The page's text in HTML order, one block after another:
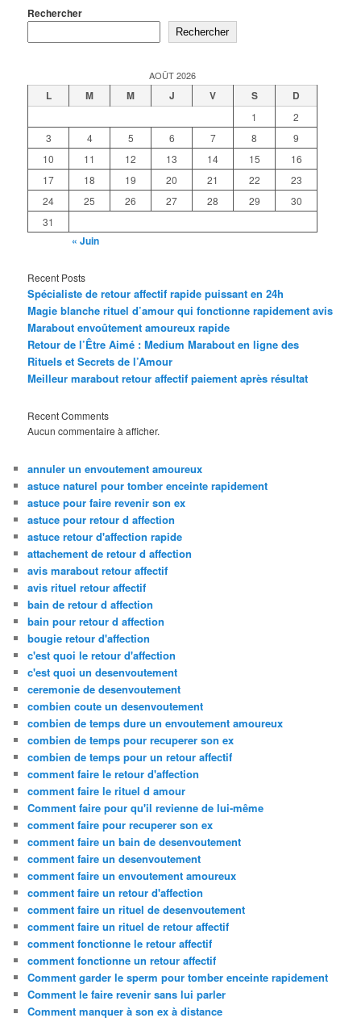
Rechercher
Rechercher
AOÛT 2026
L M M J V S D
1
2
3
4 5 6 7 8
9
10
11 12 13 14 15
16
17
18 19 20 21 22
23
24
25 26 27 28 29
30
31
« Juin
Recent Posts
Spécialiste de retour affectif rapide puissant en 24h
Magie blanche rituel d’amour qui fonctionne rapidement avis
Marabout envoûtement amoureux rapide
Retour de l’Être Aimé : Medium Marabout en ligne des
Rituels et Secrets de l’Amour
Meilleur marabout retour affectif paiement après résultat
Recent Comments
Aucun commentaire à afficher.
annuler un envoutement amoureux
astuce naturel pour tomber enceinte rapidement
astuce pour faire revenir son ex
astuce pour retour d affection
astuce retour d'affection rapide
attachement de retour d affection
avis marabout retour affectif
avis rituel retour affectif
bain de retour d affection
bain pour retour d affection
bougie retour d'affection
c'est quoi le retour d'affection
c'est quoi un desenvoutement
ceremonie de desenvoutement
combien coute un desenvoutement
combien de temps dure un envoutement amoureux
combien de temps pour recuperer son ex
combien de temps pour un retour affectif
comment faire le retour d'affection
comment faire le rituel d amour
Comment faire pour qu'il revienne de lui-même
comment faire pour recuperer son ex
comment faire un bain de desenvoutement
comment faire un desenvoutement
comment faire un envoutement amoureux
comment faire un retour d'affection
comment faire un rituel de desenvoutement
comment faire un rituel de retour affectif
comment fonctionne le retour affectif
comment fonctionne un retour affectif
Comment garder le sperm pour tomber enceinte rapidement
Comment le faire revenir sans lui parler
Comment manquer à son ex à distance